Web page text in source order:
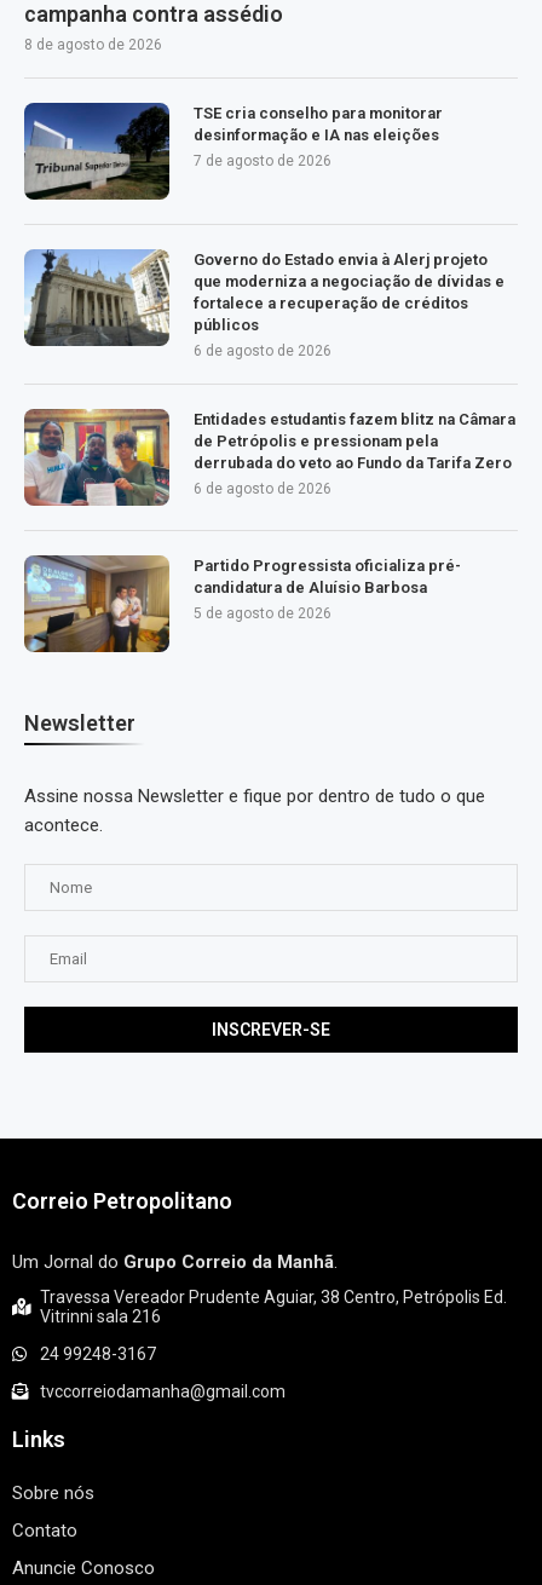
campanha contra assédio
8 de agosto de 2026
TSE cria conselho para monitorar
desinformação e IA nas eleições
7 de agosto de 2026
Governo do Estado envia à Alerj projeto
que moderniza a negociação de dívidas e
fortalece a recuperação de créditos
públicos
6 de agosto de 2026
Entidades estudantis fazem blitz na Câmara
de Petrópolis e pressionam pela
derrubada do veto ao Fundo da Tarifa Zero
6 de agosto de 2026
Partido Progressista oficializa pré-
candidatura de Aluísio Barbosa
5 de agosto de 2026
Newsletter
Assine nossa Newsletter e fique por dentro de tudo o que
acontece.
Correio Petropolitano
Um Jornal do Grupo Correio da Manhã.
Travessa Vereador Prudente Aguiar, 38 Centro, Petrópolis Ed.
Vitrinni sala 216
24 99248-3167
tvccorreiodamanha@gmail.com
Links
Sobre nós
Contato
Anuncie Conosco